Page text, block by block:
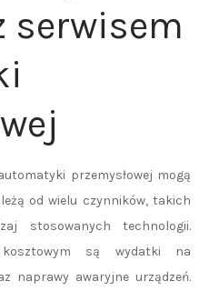
serwisem
przemysłowej mogą
od wielu czynników, takich
stosowanych technologii.
kosztowym są wydatki na
naprawy awaryjne urządzeń.